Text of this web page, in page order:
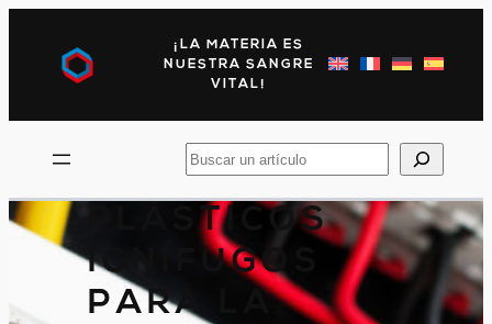
contenido
¡LA MATERIA ES
NUESTRA SANGRE
VITAL!
Busca
en
PLÁSTICOS
IGNÍFUGOS
PARA LA